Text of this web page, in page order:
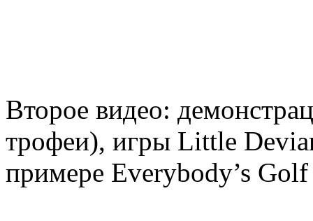
Второе видео:
трофеи), игры Little
примере Everybody’s